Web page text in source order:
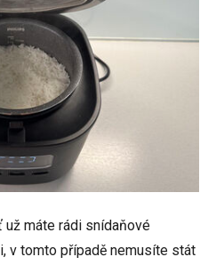
už máte rádi snídaňové
v tomto případě nemusíte stát